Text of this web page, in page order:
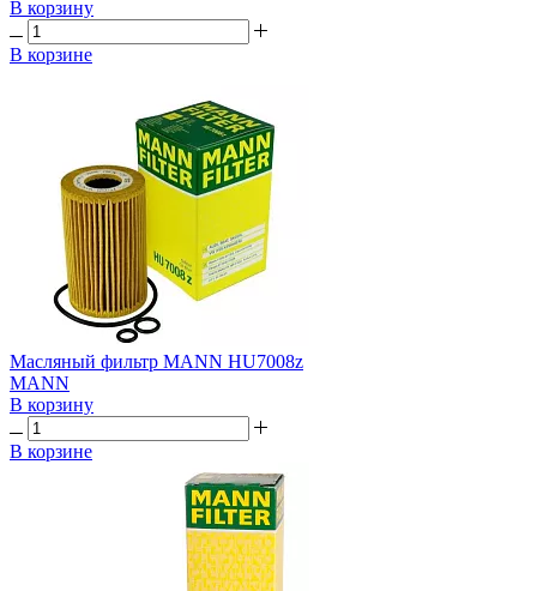
В корзину
В корзине
Масляный фильтр MANN HU7008z
MANN
В корзину
В корзине